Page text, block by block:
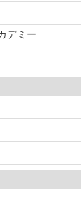
デミー